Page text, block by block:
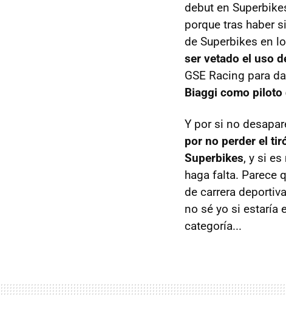
debut en
porque tras haber
de Superbikes en
ser vetado el uso
GSE Racing para
Biaggi como piloto
Y por si no
por no perder el
Superbikes, y si
haga falta. Parece
de carrera
no sé yo si estaría
categoría...